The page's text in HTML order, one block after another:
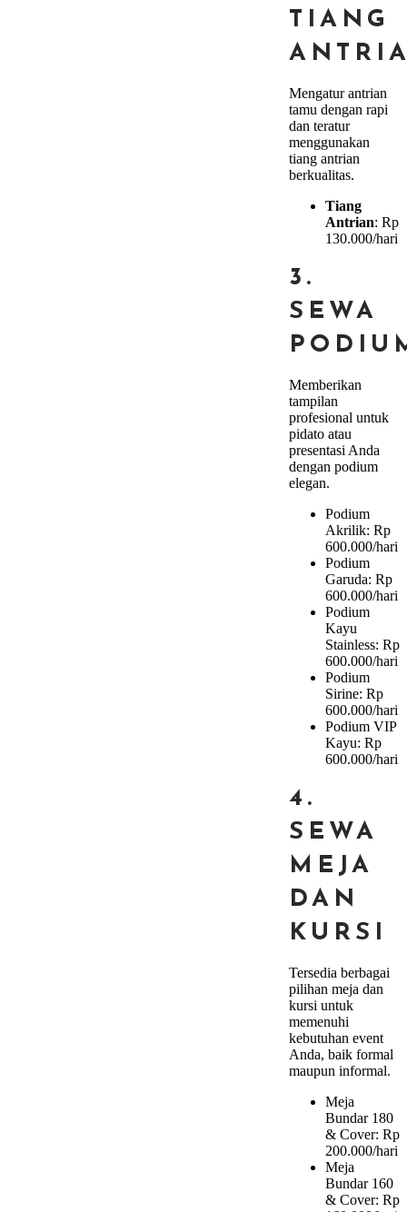
TIANG
Mengatur antrian
tamu dengan rapi
dan teratur
menggunakan
tiang antrian
berkualitas.
Tiang
Antrian: Rp
130.000/hari
3.
SEWA
Memberikan
tampilan
profesional untuk
pidato atau
presentasi Anda
dengan podium
elegan.
Podium
Akrilik: Rp
600.000/hari
Podium
Garuda: Rp
600.000/hari
Podium
Kayu
Stainless: Rp
600.000/hari
Podium
Sirine: Rp
600.000/hari
Podium VIP
Kayu: Rp
600.000/hari
4.
SEWA
MEJA
DAN
KURSI
Tersedia berbagai
pilihan meja dan
kursi untuk
memenuhi
kebutuhan event
Anda, baik formal
maupun informal.
Meja
Bundar 180
& Cover: Rp
200.000/hari
Meja
Bundar 160
& Cover: Rp